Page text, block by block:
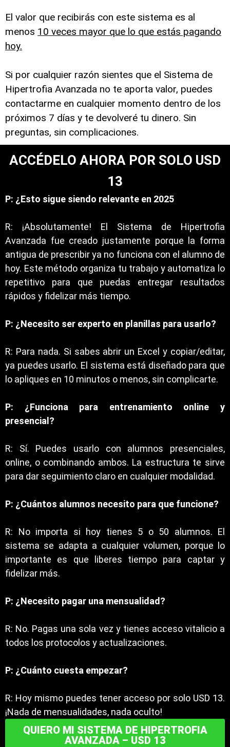
El valor que recibirás con este sistema es al
menos 10 veces mayor que lo que estás pagando
hoy.
Si por cualquier razón sientes que el Sistema de
Hipertrofia Avanzada no te aporta valor, puedes
contactarme en cualquier momento dentro de los
próximos 7 días y te devolveré tu dinero. Sin
preguntas, sin complicaciones.
ACCÉDELO AHORA POR SOLO USD
13
P: ¿Esto sigue siendo relevante en 2025
R: ¡Absolutamente! El Sistema de Hipertrofia
Avanzada fue creado justamente porque la forma
antigua de prescribir ya no funciona con el alumno de
hoy. Este método organiza tu trabajo y automatiza lo
repetitivo para que puedas entregar resultados
rápidos y fidelizar más tiempo.
P: ¿Necesito ser experto en planillas para usarlo?
R: Para nada. Si sabes abrir un Excel y copiar/editar,
ya puedes usarlo. El sistema está diseñado para que
lo apliques en 10 minutos o menos, sin complicarte.
P: ¿Funciona para entrenamiento online y
presencial?
R: Sí. Puedes usarlo con alumnos presenciales,
online, o combinando ambos. La estructura te sirve
para dar seguimiento claro en cualquier modalidad.
P: ¿Cuántos alumnos necesito para que funcione?
R: No importa si hoy tienes 5 o 50 alumnos. El
sistema se adapta a cualquier volumen, porque lo
importante es que liberes tiempo para captar y
fidelizar más.
P: ¿Necesito pagar una mensualidad?
R: No. Pagas una sola vez y tienes acceso vitalicio a
todos los protocolos y actualizaciones.
P: ¿Cuánto cuesta empezar?
R: Hoy mismo puedes tener acceso por solo USD 13.
¡Nada de mensualidades, nada oculto!
QUIERO MI SISTEMA DE HIPERTROFIA
AVANZADA – USD 13